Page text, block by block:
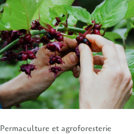
Permaculture et agroforesterie